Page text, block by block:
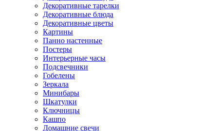
Декоративные тарелки
Декоративные блюда
Декоративные цветы
Картины
Панно настенные
Постеры
Интерьерные часы
Подсвечники
Гобелены
Зеркала
Минибары
Шкатулки
Ключницы
Кашпо
Домашние свечи